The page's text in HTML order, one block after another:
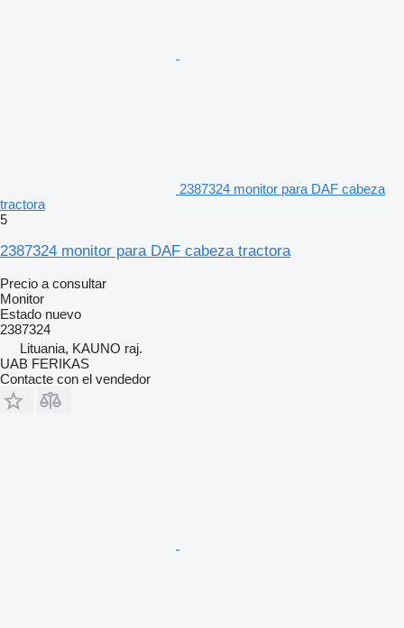
2387324 monitor para DAF cabeza
tractora
5
2387324 monitor para DAF cabeza tractora
Precio a consultar
Monitor
Estado nuevo
2387324
Lituania, KAUNO raj.
UAB FERIKAS
Contacte con el vendedor